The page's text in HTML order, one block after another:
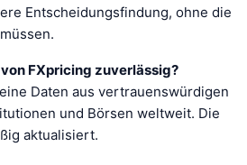
Entscheidungsfindung, ohne die
FXpricing zuverlässig?
Daten aus vertrauenswürdigen
und Börsen weltweit. Die
aktualisiert.